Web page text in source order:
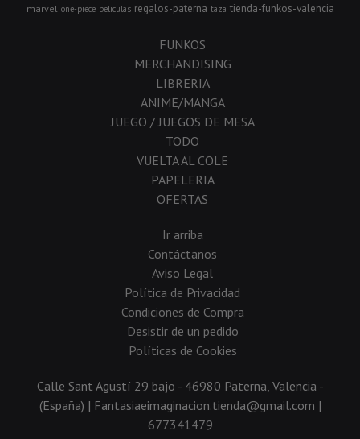
marvel one-piece peliculas regalos-paterna taza tienda-funkos-valencia
FUNKOS
MERCHANDISING
LIBRERIA
ANIME/MANGA
JUEGO / JUEGOS DE MESA
TODO
VUELTA AL COLE
PAPELERIA
OFERTAS
Ir arriba
Contáctanos
Aviso Legal
Política de Privacidad
Condiciones de Compra
Desistir de un pedido
Políticas de Cookies
Calle Sant Agustí 29 bajo - 46980 Paterna, Valencia -
(España) | Fantasiaeimaginacion.tienda@gmail.com |
677341479